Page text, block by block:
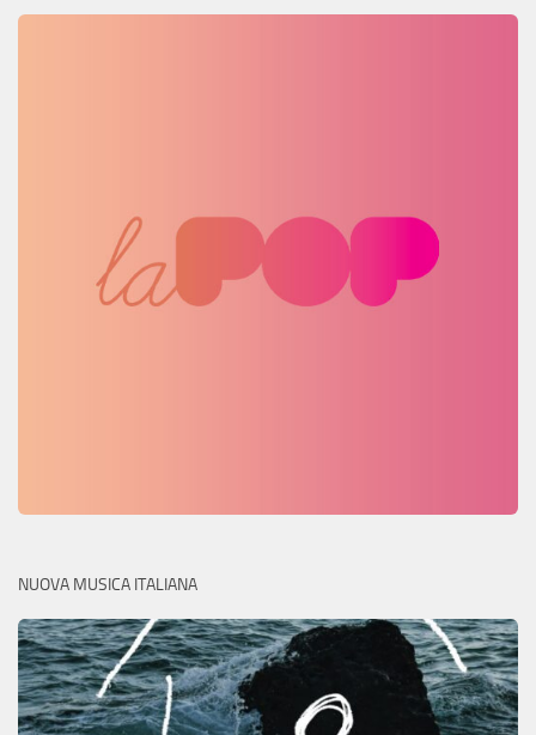
NUOVA MUSICA ITALIANA